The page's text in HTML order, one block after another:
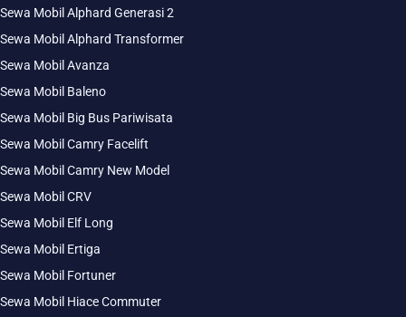
Sewa Mobil Alphard Generasi 2
Sewa Mobil Alphard Transformer
Sewa Mobil Avanza
Sewa Mobil Baleno
Sewa Mobil Big Bus Pariwisata
Sewa Mobil Camry Facelift
Sewa Mobil Camry New Model
Sewa Mobil CRV
Sewa Mobil Elf Long
Sewa Mobil Ertiga
Sewa Mobil Fortuner
Sewa Mobil Hiace Commuter